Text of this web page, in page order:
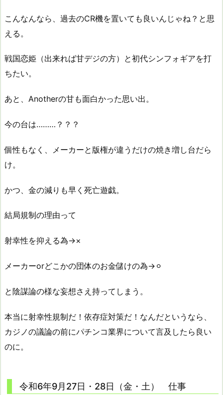
こんなんなら、過去のCR機を置いても良いんじゃね？と思
える。
戦国恋姫（出来れば甘デジの方）と初代シンフォギアを打
ちたい。
あと、Anotherの甘も面白かった思い出。
今の台は………？？？
個性もなく、メーカーと版権が違うだけの焼き増し台だら
け。
かつ、金の減りも早く死亡遊戯。
結局規制の理由って
射幸性を抑える為→×
メーカーorどこかの団体のお金儲けの為→⚪︎
と陰謀論の様な妄想さえ持ってしまう。
本当に射幸性規制だ！依存症対策だ！なんだというなら、
カジノの議論の前にパチンコ業界について言及したら良い
のに。
令和6年9月27日・28日（金・土） 仕事